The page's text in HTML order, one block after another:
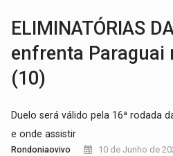
BRASIL CONTRA O
ELIMINATÓRIAS
enfrenta Paraguai
(10)
Duelo será válido pela 16ª rodada
e onde assistir
Rondoniaovivo
10 de Junho de